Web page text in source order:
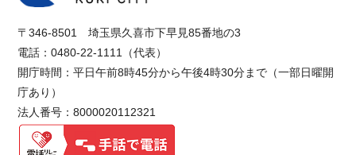
〒346-8501 埼玉県久喜市下早見85番地の3
電話：0480-22-1111（代表）
開庁時間：平日午前8時45分から午後4時30分まで（一部日曜開
庁あり）
法人番号：8000020112321